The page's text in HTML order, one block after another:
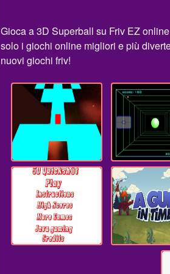
Gioca a 3D Superball su Friv EZ
solo i giochi online migliori e più
nuovi giochi friv!